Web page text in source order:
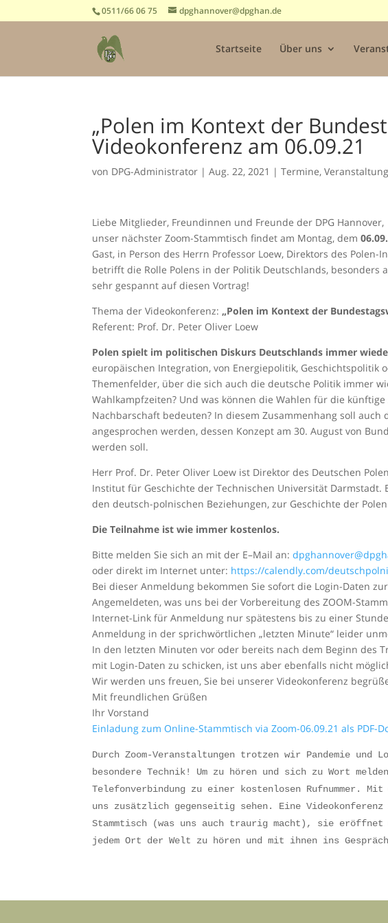
0511/66 06 75 dpghannover@dpghan.de
Startseite Über uns
„Polen im Kontext der
Videokonferenz am 06.09.21
von DPG-Administrator |Aug. 22, 2021 |Termine,
Liebe Mitglieder, Freundinnen und Freunde der DPG Hannover,
unser nächster Zoom-Stammtisch findet am Montag, dem
Gast, in Person des Herrn Professor Loew, Direktors des
betrifft die Rolle Polens in der Politik Deutschlands, besonders
sehr gespannt auf diesen Vortrag!
Thema der Videokonferenz: „Polen im Kontext der
Referent: Prof. Dr. Peter Oliver Loew
Polen spielt im politischen Diskurs Deutschlands immer
europäischen Integration, von Energiepolitik,
Themenfelder, über die sich auch die deutsche Politik immer
Wahlkampfzeiten? Und was können die Wahlen für die
Nachbarschaft bedeuten? In diesem Zusammenhang soll
angesprochen werden, dessen Konzept am 30. August von
werden soll.
Herr Prof. Dr. Peter Oliver Loew ist Direktor des Deutschen
Institut für Geschichte der Technischen Universität
den deutsch-polnischen Beziehungen, zur Geschichte der
Die Teilnahme ist wie immer kostenlos.
Bitte melden Sie sich an mit der E–Mail an:
oder direkt im Internet unter: https://calendly.com/
Bei dieser Anmeldung bekommen Sie sofort die Login-Daten
Angemeldeten, was uns bei der Vorbereitung des ZOOM-
Internet-Link für Anmeldung nur spätestens bis zu einer
Anmeldung in der sprichwörtlichen „letzten Minute“ leider
In den letzten Minuten vor oder bereits nach dem Beginn des
mit Login-Daten zu schicken, ist uns aber ebenfalls nicht
Wirwerden uns freuen, Sie bei unserer Videokonferenz
Mit freundlichen Grüßen
Ihr Vorstand
Einladung zum Online-Stammtisch via Zoom-06.09.21 als PDF-
Durch Zoom-Veranstaltungen trotzen wir Pandemie und
besondere Technik! Um zu hören und sich zu Wort
Telefonverbindung zu einer kostenlosen Rufnummer.
uns zusätzlich gegenseitig sehen. Eine
Stammtisch (was uns auch traurig macht), sie
jedem Ort der Welt zu hören und mit ihnen ins Gespräch